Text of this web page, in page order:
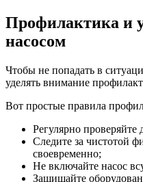
Профилактика и
насосом
Чтобы не попадать в
уделять внимание
Вот простые правила
Регулярно проверяйте
Следите за чистотой
своевременно;
Не включайте насос
Защищайте